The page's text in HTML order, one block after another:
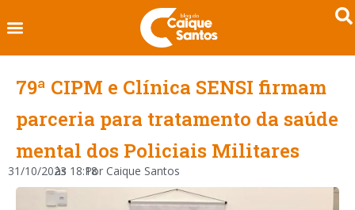
79ª CIPM e Clínica SENSI firmam
parceria para tratamento da saúde
mental dos Policiais Militares
31/10/2023
às 18:18
Por Caique Santos